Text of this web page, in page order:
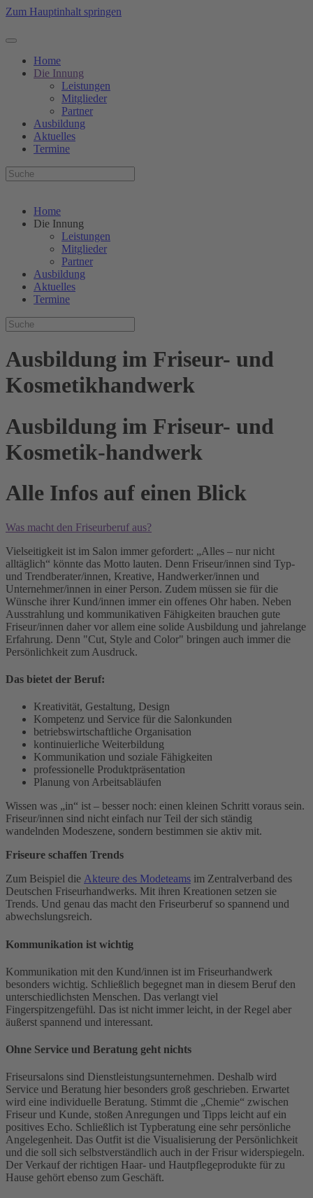
Zum Hauptinhalt springen
Home
Die Innung
Leistungen
Mitglieder
Partner
Ausbildung
Aktuelles
Termine
Home
Die Innung
Leistungen
Mitglieder
Partner
Ausbildung
Aktuelles
Termine
Ausbildung im Friseur- und
Kosmetikhandwerk
Ausbildung im Friseur- und
Kosmetik-handwerk
Alle Infos auf einen Blick
Was macht den Friseurberuf aus?
Vielseitigkeit ist im Salon immer gefordert: „Alles – nur nicht
alltäglich“ könnte das Motto lauten. Denn Friseur/innen sind Typ-
und Trendberater/innen, Kreative, Handwerker/innen und
Unternehmer/innen in einer Person. Zudem müssen sie für die
Wünsche ihrer Kund/innen immer ein offenes Ohr haben. Neben
Ausstrahlung und kommunikativen Fähigkeiten brauchen gute
Friseur/innen daher vor allem eine solide Ausbildung und jahrelange
Erfahrung. Denn "Cut, Style and Color" bringen auch immer die
Persönlichkeit zum Ausdruck.
Das bietet der Beruf:
Kreativität, Gestaltung, Design
Kompetenz und Service für die Salonkunden
betriebswirtschaftliche Organisation
kontinuierliche Weiterbildung
Kommunikation und soziale Fähigkeiten
professionelle Produktpräsentation
Planung von Arbeitsabläufen
Wissen was „in“ ist – besser noch: einen kleinen Schritt voraus sein.
Friseur/innen sind nicht einfach nur Teil der sich ständig
wandelnden Modeszene, sondern bestimmen sie aktiv mit.
Friseure schaffen Trends
Zum Beispiel die Akteure des Modeteams im Zentralverband des
Deutschen Friseurhandwerks. Mit ihren Kreationen setzen sie
Trends. Und genau das macht den Friseurberuf so spannend und
abwechslungsreich.
Kommunikation ist wichtig
Kommunikation mit den Kund/innen ist im Friseurhandwerk
besonders wichtig. Schließlich begegnet man in diesem Beruf den
unterschiedlichsten Menschen. Das verlangt viel
Fingerspitzengefühl. Das ist nicht immer leicht, in der Regel aber
äußerst spannend und interessant.
Ohne Service und Beratung geht nichts
Friseursalons sind Dienstleistungsunternehmen. Deshalb wird
Service und Beratung hier besonders groß geschrieben. Erwartet
wird eine individuelle Beratung. Stimmt die „Chemie“ zwischen
Friseur und Kunde, stoßen Anregungen und Tipps leicht auf ein
positives Echo. Schließlich ist Typberatung eine sehr persönliche
Angelegenheit. Das Outfit ist die Visualisierung der Persönlichkeit
und die soll sich selbstverständlich auch in der Frisur widerspiegeln.
Der Verkauf der richtigen Haar- und Hautpflegeprodukte für zu
Hause gehört ebenso zum Geschäft.